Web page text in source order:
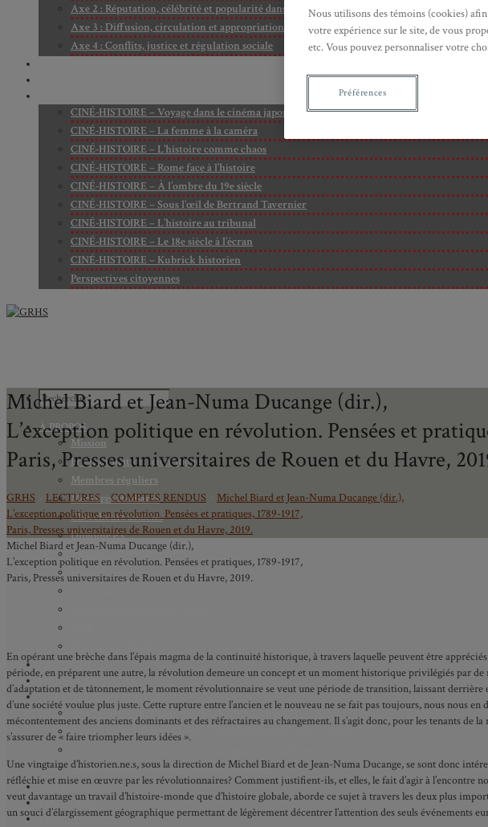
Axe 2 : Réputation, célébrité et popularité dans l’espace public
Axe 3 : Diffusion, circulation et appropriation des savoirs
Axe 4 : Conflits, justice et régulation sociale
CINÉ-HISTOIRE – Voyage dans le cinéma japonais
CINÉ-HISTOIRE – La femme à la caméra
CINÉ-HISTOIRE – L’histoire comme chaos
CINÉ-HISTOIRE – Rome face à l’histoire
CINÉ-HISTOIRE – À l’ombre du 19e siècle
CINÉ-HISTOIRE – Sous l’œil de Bertrand Tavernier
CINÉ-HISTOIRE – L’histoire au tribunal
CINÉ-HISTOIRE – Le 18e siècle à l’écran
CINÉ-HISTOIRE – Kubrick historien
Perspectives citoyennes
À PROPOS
Mission
Programmation scientifique
Membres réguliers
Membres étudiants
Chercheurs associés
Diplômé.e.s
Statuts
Gouvernance
ARCHIVES
PROJETS EN COURS
AXES DE RECHERCHE
Axe 1 : Représentations publiques, communes et privées de la Cité
Axe 2 : Réputation, célébrité et popularité dans l’espace public
Axe 4 : Conflits, justice et régulation sociale
BIBLIOTHÈQUE
LECTURES
MÉDIATHÈQUE
Michel Biard et Jean-Numa Ducange (dir.),
L’exception politique en révolution. Pensées et
Paris, Presses universitaires de Rouen et du Havre,
GRHS LECTURES>COMPTES RENDUS
Michel Biard et Jean-Numa Ducange (dir.),
L’exception politique en révolution. Pensées et pratiques, 1789-1917,
Paris, Presses universitaires de Rouen et du Havre, 2019.
Michel Biard et Jean-Numa Ducange (dir.),
L’exception politique en révolution. Pensées et pratiques, 1789-1917,
Paris, Presses universitaires de Rouen et du Havre, 2019.
En opérant une brèche dans l’épais magma de la continuité historique, à travers laquelle peuvent être
période, en préparent une autre, la révolution demeure un concept et un moment historique privilégiés par
d’adaptation et de tâtonnement, le moment révolutionnaire se veut une période de transition, laissant
d’une société voulue plus juste. Cette rupture entre l’ancien et le nouveau ne se fait pas toujours, nous nous
mécontentement des anciens dominants et des réfractaires au changement. Il s’agit donc, pour les tenants
s’assurer de « faire triompher leurs idées ».
Une vingtaine d’historien.ne.s, sous la direction de Michel Biard et de Jean-Numa Ducange, se sont donc
réfléchie et mise en œuvre par les révolutionnaires? Comment justifient-ils, et elles, le fait d’agir à l’encontre
veut davantage un travail d’histoire-monde que d’histoire globale, aborde ce sujet à travers les deux plus
un souci d’élargissement géographique permettant de légèrement décentrer l’attention des seuls événements
Nous utilisons des témoins (cookies)
votre expérience sur le site, de vous
etc. Vous pouvez personnaliser votre
Préférences